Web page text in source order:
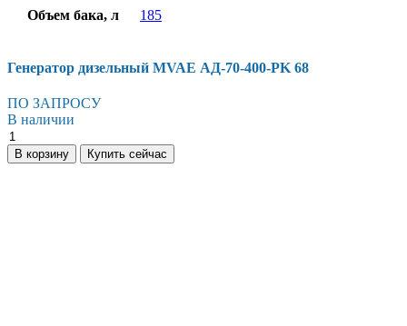
Объем бака, л 185
Генератор дизельный MVAE АД-70-400-PK 68
ПО ЗАПРОСУ
В наличии
Генератор
дизельный
MVAE
В корзину Купить сейчас